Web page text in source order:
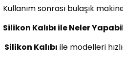
Kullanım sonrası bulaşık
Silikon Kalıbı ile Neler
Silikon Kalıbı ile modelleri